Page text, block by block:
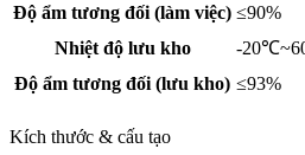
Độ ẩm tương đối (làm việc) ≤90%
Nhiệt độ lưu kho
-
Độ ẩm tương đối (lưu kho) ≤93%
Kích thước & cấu tạo